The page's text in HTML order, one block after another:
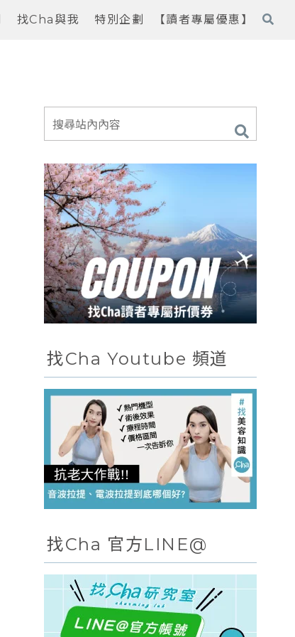
找Cha與我 特別企劃 【讀者專屬優惠】
找Cha Youtube 頻道
找Cha 官方LINE@